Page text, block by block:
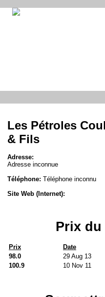
Les Pétroles
& Fils
Adresse:
Adresse inconnue
Téléphone: Téléphone inconnu
Site Web (Internet):
Prix du
Prix Date
98.0
29 Aug 13
100.9
10 Nov 11